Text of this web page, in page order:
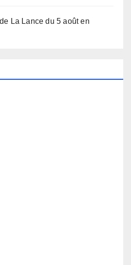
La Lance du 5 août en